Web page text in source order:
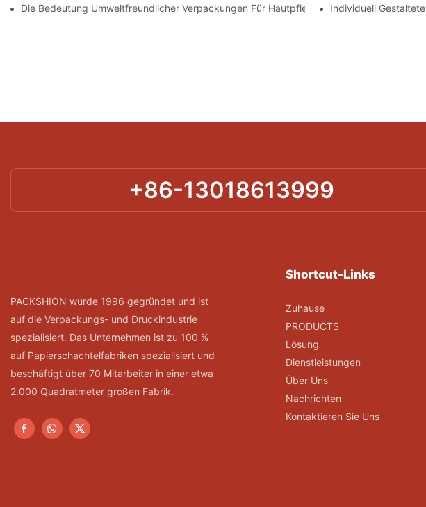
Die Bedeutung Umweltfreundlicher Verpackungen Für Hautpflegeprodukte
Individuell
+86-13018613999
PACKSHION wurde 1996 gegründet und ist
auf die Verpackungs- und Druckindustrie
spezialisiert. Das Unternehmen ist zu 100 %
auf Papierschachtelfabriken spezialisiert und
beschäftigt über 70 Mitarbeiter in einer etwa
2.000 Quadratmeter großen Fabrik.
Shortcut-Links
Zuhause
PRODUCTS
Lösung
Dienstleistungen
Über Uns
Nachrichten
Kontaktieren Sie Uns